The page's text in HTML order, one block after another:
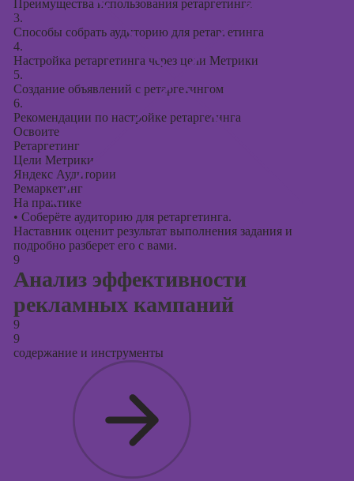
Преимущества использования ретаргетинга
3.
Способы собрать аудиторию для ретаргетинга
4.
Настройка ретаргетинга через цели Метрики
5.
Создание объявлений с ретаргетингом
6.
Рекомендации по настройке ретаргетинга
Освоите
Ретаргетинг
Цели Метрики
Яндекс Аудитории
Ремаркетинг
На практике
• Соберёте аудиторию для ретаргетинга.
Наставник оценит результат выполнения задания и
подробно разберет его с вами.
9
Анализ эффективности
рекламных кампаний
9
9
содержание и инструменты